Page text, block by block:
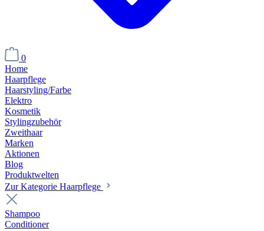
0
Home
Haarpflege
Haarstyling/Farbe
Elektro
Kosmetik
Stylingzubehör
Zweithaar
Marken
Aktionen
Blog
Produktwelten
Zur Kategorie Haarpflege
Shampoo
Conditioner